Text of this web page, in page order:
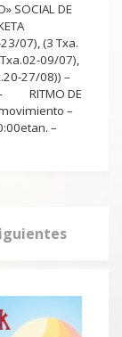
SOCIAL DE
07), (3 Txa.
09/07),
27/08)) –
– RITMO DE
–
–